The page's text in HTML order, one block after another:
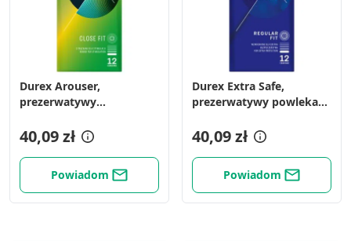
Durex Arouser,
prezerwatywy
40,09 zł
Powiadom
Durex Extra Safe,
prezerwatywy powlekane
12 szt.
40,09 zł
Powiadom